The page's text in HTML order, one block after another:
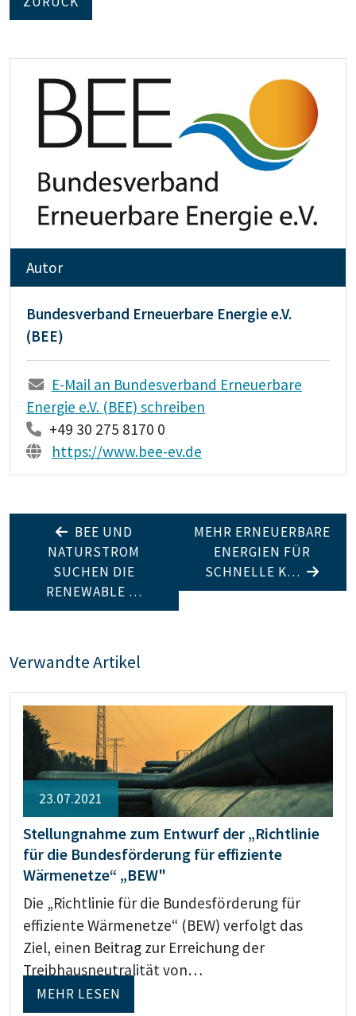
Autor
Bundesverband Erneuerbare Energie e.V.
(BEE)
E-Mail an Bundesverband Erneuerbare
Energie e.V. (BEE) schreiben
+49 30 275 8170 0
https://www.bee-ev.de
BEE UND
NATURSTROM
SUCHEN DIE
RENEWABLE …
MEHR ERNEUERBARE
ENERGIEN FÜR
SCHNELLE K…
Verwandte Artikel
23.07.2021
Stellungnahme zum Entwurf der „Richtlinie
für die Bundesförderung für effiziente
Wärmenetze“ „BEW"
Die „Richtlinie für die Bundesförderung für
effiziente Wärmenetze“ (BEW) verfolgt das
Ziel, einen Beitrag zur Erreichung der
Treibhausneutralität von…
MEHR LESEN